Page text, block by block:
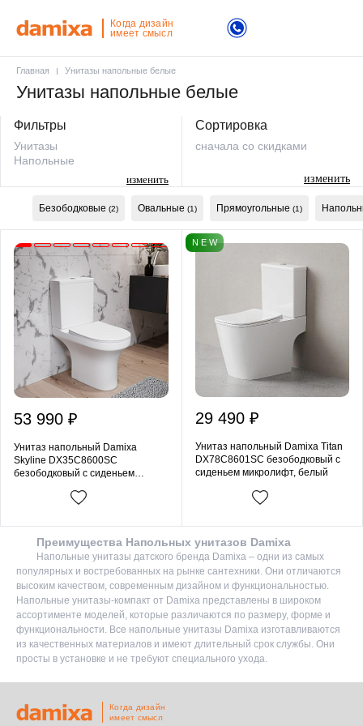
Когда дизайн
имеет смысл
Главная Унитазы напольные белые
Унитазы напольные белые
Фильтры
Унитазы
Напольные
изменить
Сортировка
сначала со скидками
изменить
Безободковые (2) Овальные (1) Прямоугольные (1)
53 990 ₽
Унитаз напольный Damixa
Skyline DX35C8600SC
безободковый с сиденьем
N E W
29 490 ₽
Унитаз напольный Damixa Titan
DX78C8601SC безободковый с
сиденьем микролифт, белый
Преимущества Напольных унитазов Damixa
Напольные унитазы датского бренда Damixa – одни из самых
популярных и востребованных на рынке сантехники. Они отличаются
высоким качеством, современным дизайном и функциональностью.
Напольные унитазы-компакт от Damixa представлены в широком
ассортименте моделей, которые различаются по размеру, форме и
функциональности. Все напольные унитазы Damixa изготавливаются
из качественных материалов и имеют длительный срок службы. Они
просты в установке и не требуют специального ухода.
Когда дизайн
имеет смысл